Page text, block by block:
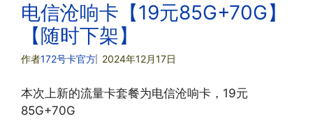
电信沧响卡【19元85G+70G】
【随时下架】
作者172号卡官方 2024年12月17日
本次上新的流量卡套餐为电信沧响卡，19元
85G+70G